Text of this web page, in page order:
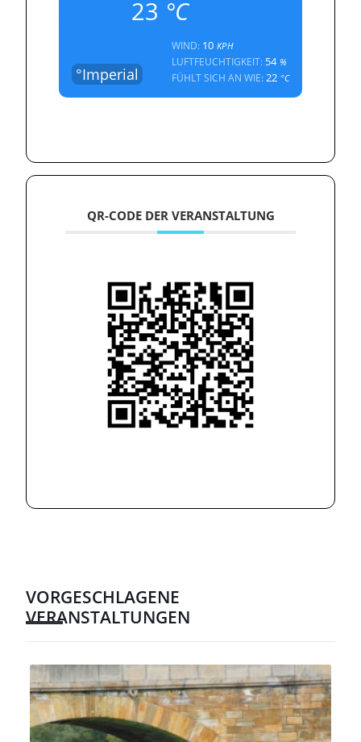
23 °C
°Imperial
WIND: 10 KPH
LUFTFEUCHTIGKEIT: 54%
FÜHLT SICH AN WIE:22 °C
QR-CODE DER VERANSTALTUNG
VORGESCHLAGENE
VERANSTALTUNGEN